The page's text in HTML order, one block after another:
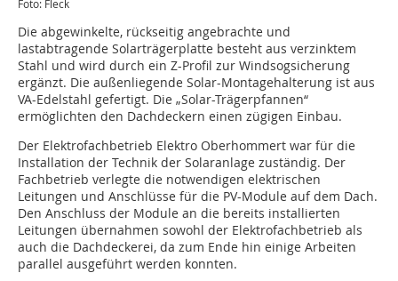
Foto: Fleck
Die abgewinkelte, rückseitig angebrachte und
lastabtragende Solarträgerplatte besteht aus verzinktem
Stahl und wird durch ein Z-Profil zur Windsogsicherung
ergänzt. Die außenliegende Solar-Montagehalterung ist aus
VA-Edelstahl gefertigt. Die „Solar-Trägerpfannen“
ermöglichten den Dachdeckern einen zügigen Einbau.
Der Elektrofachbetrieb Elektro Oberhommert war für die
Installation der Technik der Solaranlage zuständig. Der
Fachbetrieb verlegte die notwendigen elektrischen
Leitungen und Anschlüsse für die PV-Module auf dem Dach.
Den Anschluss der Module an die bereits installierten
Leitungen übernahmen sowohl der Elektrofachbetrieb als
auch die Dachdeckerei, da zum Ende hin einige Arbeiten
parallel ausgeführt werden konnten.